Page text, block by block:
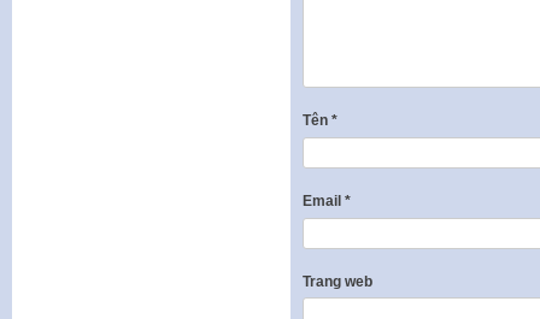
Tên *
Email *
Trang web